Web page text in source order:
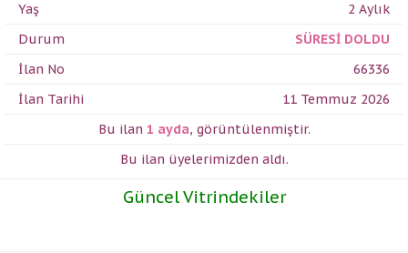
Yaş
2 Aylık
Durum
SÜRESİ DOLDU
İlan No
66336
İlan Tarihi
11 Temmuz 2026
Bu ilan 1 ayda, görüntülenmiştir.
Bu ilan üyelerimizden aldı.
Güncel Vitrindekiler